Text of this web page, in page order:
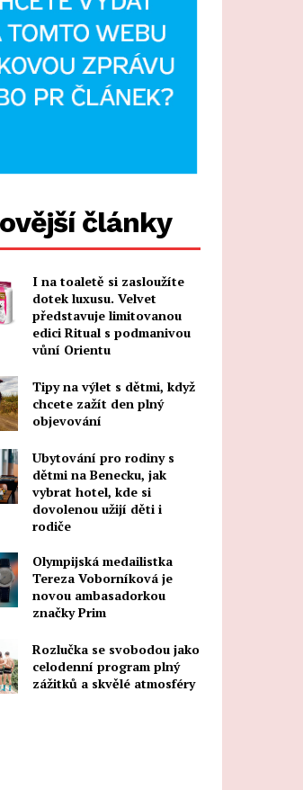
články
I na toaletě si zasloužíte
dotek luxusu. Velvet
představuje limitovanou
edici Ritual s podmanivou
vůní Orientu
Tipy na výlet s dětmi, když
chcete zažít den plný
objevování
Ubytování pro rodiny s
dětmi na Benecku, jak
vybrat hotel, kde si
dovolenou užijí děti i
rodiče
Olympijská medailistka
Tereza Voborníková je
novou ambasadorkou
značky Prim
Rozlučka se svobodou jako
celodenní program plný
zážitků a skvělé atmosféry